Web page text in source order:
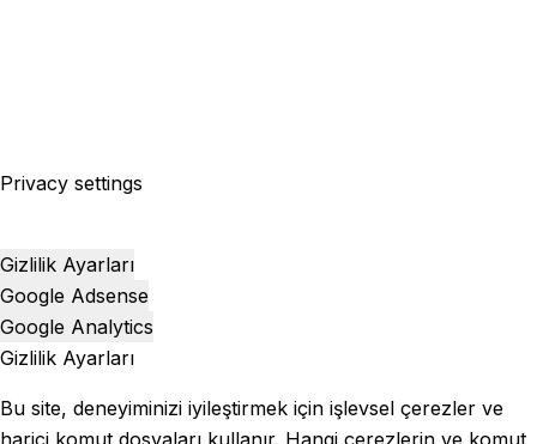
Privacy settings
Gizlilik Ayarları
Google Adsense
Google Analytics
Gizlilik Ayarları
Bu site, deneyiminizi iyileştirmek için işlevsel çerezler ve
harici komut dosyaları kullanır. Hangi çerezlerin ve komut